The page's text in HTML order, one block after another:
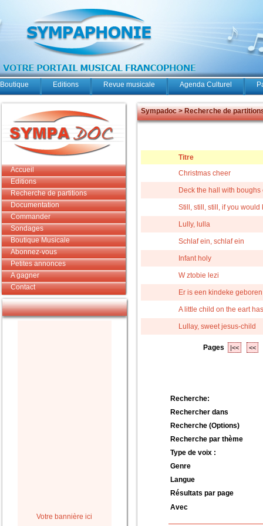
Boutique Editions Revue musicale Agenda Culturel
Accueil
Editions
Recherche de partitions
Documentation
Commander
Sondages
Boutique Musicale
Abonnez-vous
Petites annonces
A gagner
Contact
Votre bannière ici
Sympadoc > Recherche de
Titre
Christmas cheer
Deck the hall with boughs
Still, still, still, if you would
Lully, lulla
Schlaf ein, schlaf ein
Infant holy
W ztobie lezi
Er is een kindeke
A little child on the eart
Lullay, sweet jesus-child
Pages |<< <<
Recherche:
Rechercher dans
Recherche (Options)
Recherche par thème
Type de voix :
Genre
Langue
Résultats par page
Avec